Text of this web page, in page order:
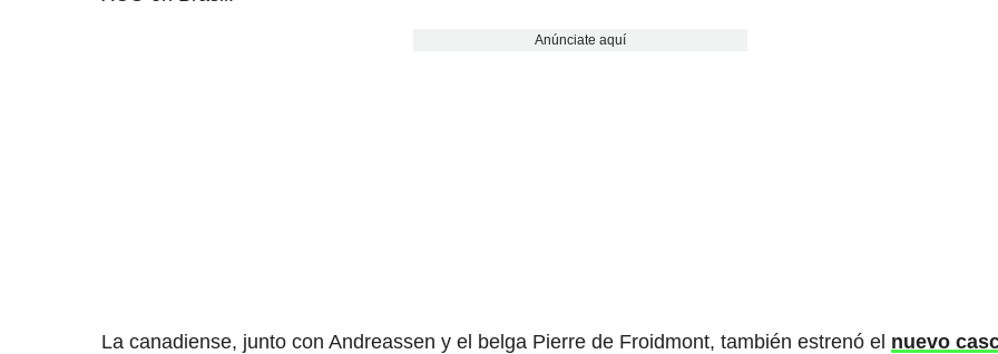
Anúnciate aquí
La canadiense, junto con Andreassen y el belga Pierre de Froidmont, también estrenó el nuevo